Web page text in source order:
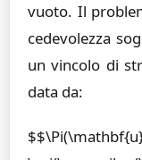
vuoto. Il
cedevolezza
un vincolo di
data da: